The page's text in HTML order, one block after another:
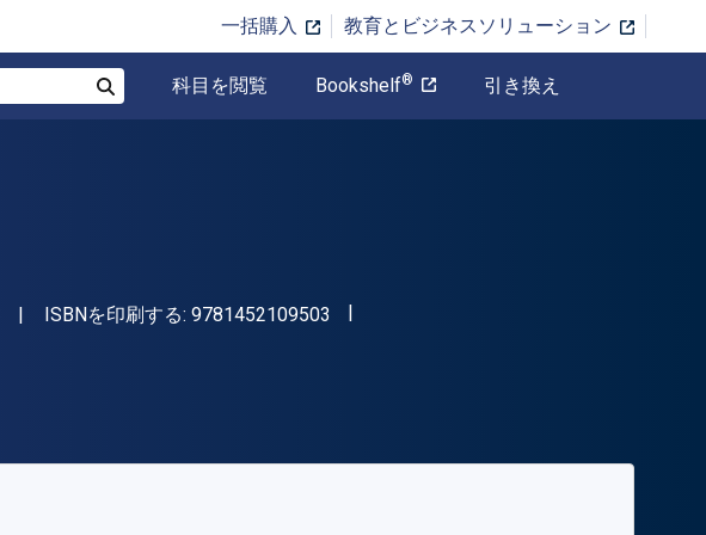
一括購入 教育とビジネスソリューション
科目を閲覧 Bookshelf® 引き換え
ISBNを印刷する: 9781452109503 "ISBN-13 9781452109503"